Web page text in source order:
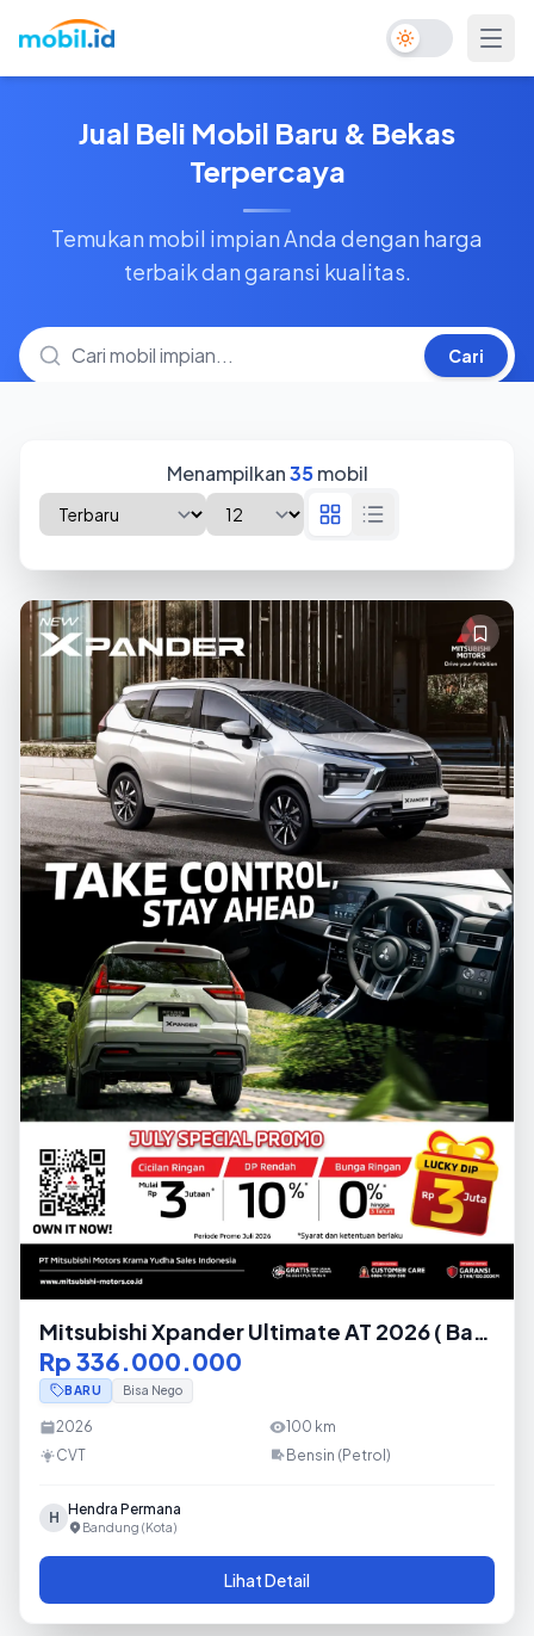
Toggle Dark
Jual Beli Mobil Baru & Bekas
Terpercaya
Temukan mobil impian Anda dengan harga
terbaik dan garansi kualitas.
Cari
Menampilkan35mobil
Mitsubishi Xpander Ultimate AT 2026 ( Baru
)
Rp 336.000.000
BARU Bisa Nego
2026 100 km
CVT
Bensin (Petrol)
H Hendra Permana
Bandung (Kota)
Lihat Detail